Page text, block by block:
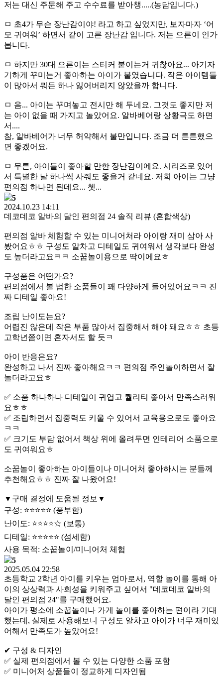
저는 대신 주문해 주고 수수료를 받아챙.....(농담입니다.)
ㅁ 초4가 무슨 장난감이야! 라고 하고 싶었지만, 보자마자 ‘어
모 귀여워’ 하면서 같이 고른 장난감 입니다. 저는 으른이 인가
봅니다.
ㅁ 하지만 30대 으른이는 스티커 붙이는거 귀찮아요... 아기자
기하게 꾸미는거 좋아하는 아이가 붙였습니다. 작은 아이템들
이 많아서 뭐든 하나 잃어버리지 않았을까 합니다.
ㅁ 음... 아이는 꾸며놓고 전시만 해 두네요. 그것도 좋지만 저
는 아이 없을 때 가지고 놀았어요. 알바베어랑 상황극도 하면
서....
참, 알바베어가 너무 허약해서 불만입니다. 조금 더 튼튼했으
면 좋겠어요.
ㅁ 무튼, 아이들이 좋아할 만한 장난감이에요. 시리즈로 있어
서 특별한 날 하나씩 사줘도 좋을거 같네요. 저희 아이는 그냥
편의점 하나면 된데요... 쳇...
5
2024.10.23 14:11
데코데코 알바의 달인 편의점 24 솔직 리뷰 (혼합색상)
편의점 알바 체험할 수 있는 미니어처라 아이랑 재미 삼아 사
봤어요ㅎㅎ 구성도 알차고 디테일도 귀여워서 생각보다 완성
도 높더라고요ㅋㅋ 소꿉놀이용으로 딱이에요ㅎ
구성품은 어떤가요?
편의점에서 볼 법한 소품들이 꽤 다양하게 들어있어요ㅋㅋ 진
짜 디테일 좋아요!
조립 난이도는요?
어렵진 않은데 작은 부품 많아서 집중해서 해야 돼요ㅎㅎ 초등
고학년쯤이면 혼자서도 할 듯ㅋ
아이 반응은요?
완성하고 나서 진짜 좋아해요ㅋㅋ 편의점 주인놀이하면서 잘
놀더라고요ㅎ
✅ 소품 하나하나 디테일이 귀엽고 퀄리티 좋아서 만족스러워
요ㅎㅎ
✅ 조립하면서 집중력도 키울 수 있어서 교육용으로도 좋아요
ㅋㅋ
✅ 크기도 부담 없어서 책상 위에 올려두면 인테리어 소품으로
도 귀여워요ㅎ
소꿉놀이 좋아하는 아이들이나 미니어처 좋아하시는 분들께
추천해요ㅎㅎ 진짜 잘 나왔어요!
▼구매 결정에 도움될 정보▼
구성: ⭐⭐⭐⭐⭐ (풍부함)
난이도: ⭐⭐⭐⭐☆ (보통)
디테일: ⭐⭐⭐⭐⭐ (섬세함)
사용 목적: 소꿉놀이/미니어처 체험
5
2025.05.04 22:58
초등학교 2학년 아이를 키우는 엄마로서, 역할 놀이를 통해 아
이의 상상력과 사회성을 키워주고 싶어서 "데코데코 알바의
달인 편의점 24"를 구매했어요.
아이가 평소에 소꿉놀이나 가게 놀이를 좋아하는 편이라 기대
했는데, 실제로 사용해보니 구성도 알차고 아이가 너무 재미있
어해서 만족도가 높았어요!
✔ 구성 & 디자인
✅ 실제 편의점에서 볼 수 있는 다양한 소품 포함
✅ 미니어처 상품들이 정교하게 디자인됨